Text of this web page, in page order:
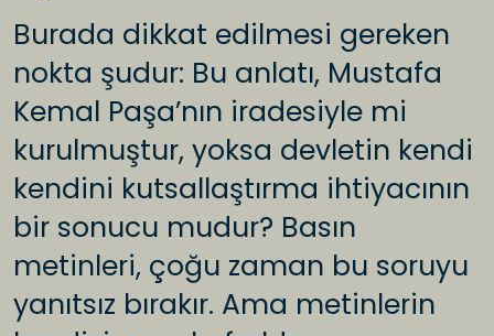
Burada dikkat edilmesi gereken
nokta şudur: Bu anlatı, Mustafa
Kemal Paşa’nın iradesiyle mi
kurulmuştur, yoksa devletin kendi
kendini kutsallaştırma ihtiyacının
bir sonucu mudur? Basın
metinleri, çoğu zaman bu soruyu
yanıtsız bırakır. Ama metinlerin